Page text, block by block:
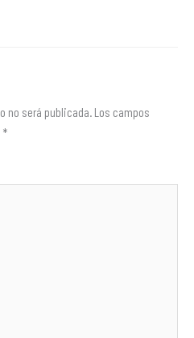
no será publicada. Los campos
*